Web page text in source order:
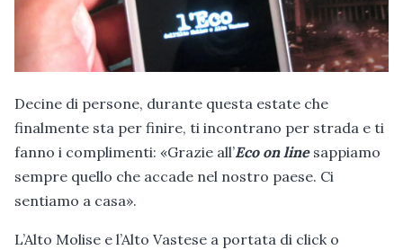
Decine di persone, durante questa estate che
finalmente sta per finire, ti incontrano per strada e ti
fanno i complimenti: «Grazie all’Eco on linesappiamo
sempre quello che accade nel nostro paese. Ci
sentiamo a casa».
L’Alto Molise e l’Alto Vastese a portata di click o